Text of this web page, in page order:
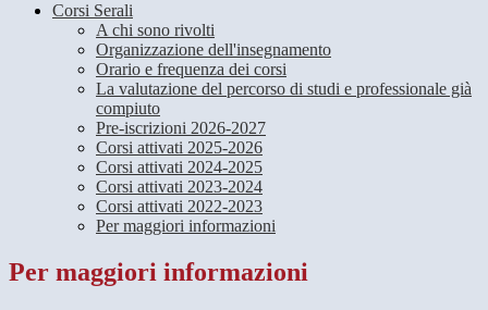
Corsi Serali
A chi sono rivolti
Organizzazione dell'insegnamento
Orario e frequenza dei corsi
La valutazione del percorso di studi e professionale già
compiuto
Pre-iscrizioni 2026-2027
Corsi attivati 2025-2026
Corsi attivati 2024-2025
Corsi attivati 2023-2024
Corsi attivati 2022-2023
Per maggiori informazioni
Per maggiori informazioni